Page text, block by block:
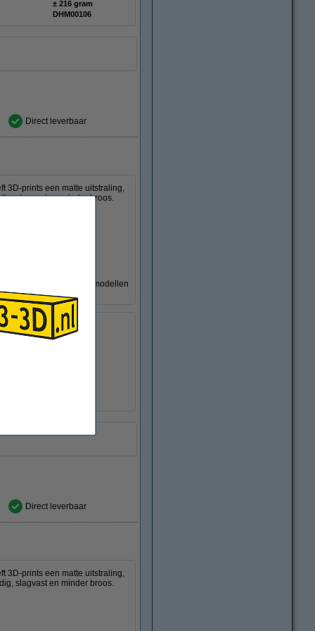
± 216 gram
DHM00106
Direct leverbaar
3D-prints een matte uitstraling,
slagvast en minder broos.
architectonische modellen
± 0,05 mm
>95%
Direct leverbaar
3D-prints een matte uitstraling,
slagvast en minder broos.